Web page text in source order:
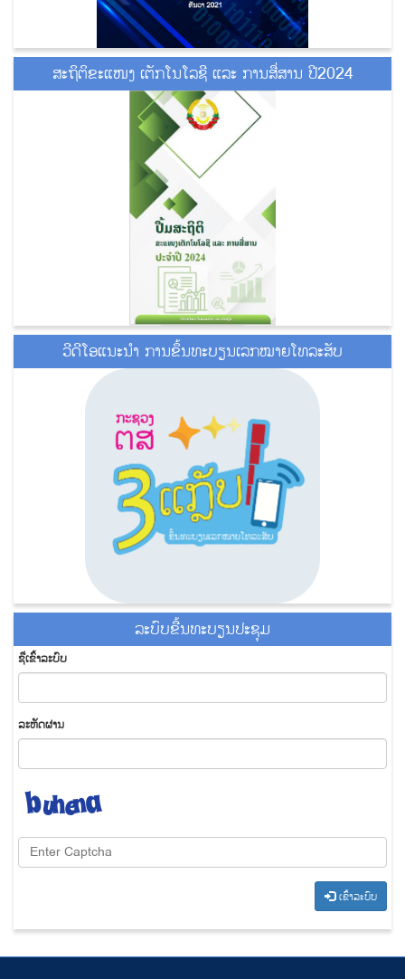
ສະຖິຕິຂະແໜງ ເຕັກໂນໂລຊີ ແລະ ການສື່ສານ ປີ2024
ວີດີໂອແນະນໍາ ການຂຶ້ນທະບຽນເລກໝາຍໂທລະສັບ
ລະ​ບົບ​ຂື້ນ​ທະ​ບຽນ​ປະ​ຊຸມ
ຊື່​ເຂົ້າ​ລະ​ບົບ
​ລະ​ຫັດ​ຜ່ານ
​ເຂົ້າ​ລະ​ບົບ